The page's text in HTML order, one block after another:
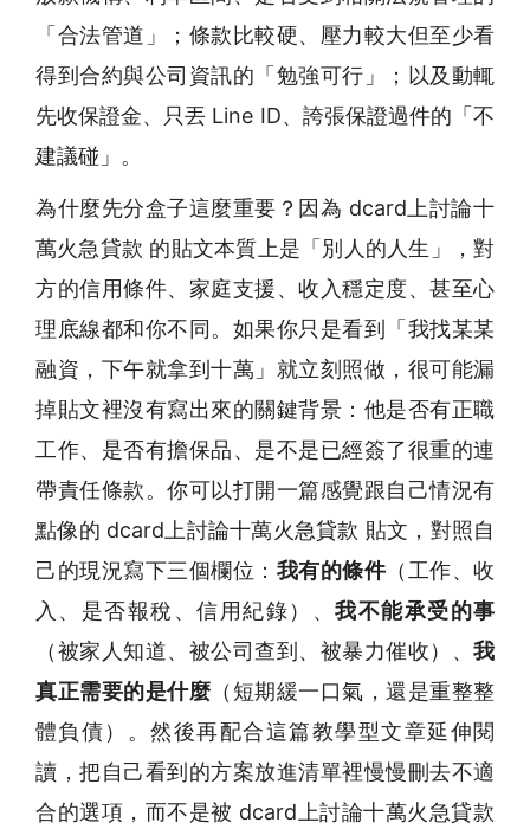
「合法管道」；條款比較硬、壓力較大但至少看
得到合約與公司資訊的「勉強可行」；以及動輒
先收保證金、只丟 Line ID、誇張保證過件的「不
建議碰」。
為什麼先分盒子這麼重要？因為 dcard上討論十
萬火急貸款 的貼文本質上是「別人的人生」，對
方的信用條件、家庭支援、收入穩定度、甚至心
理底線都和你不同。如果你只是看到「我找某某
融資，下午就拿到十萬」就立刻照做，很可能漏
掉貼文裡沒有寫出來的關鍵背景：他是否有正職
工作、是否有擔保品、是不是已經簽了很重的連
帶責任條款。你可以打開一篇感覺跟自己情況有
點像的 dcard上討論十萬火急貸款 貼文，對照自
己的現況寫下三個欄位： 我有的條件（工作、收
入、是否報稅、信用紀錄）、我不能承受的事
（被家人知道、被公司查到、被暴力催收）、 我
真正需要的是什麼（短期緩一口氣，還是重整整
體負債）。然後再配合這篇教學型文章延伸閱
讀，把自己看到的方案放進清單裡慢慢刪去不適
合的選項，而不是被 dcard上討論十萬火急貸款